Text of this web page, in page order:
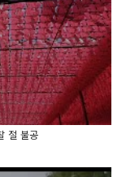
절 불공